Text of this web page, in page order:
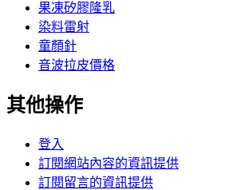
果凍矽膠隆乳
染料雷射
童顏針
音波拉皮價格
其他操作
登入
訂閱網站內容的資訊提供
訂閱留言的資訊提供